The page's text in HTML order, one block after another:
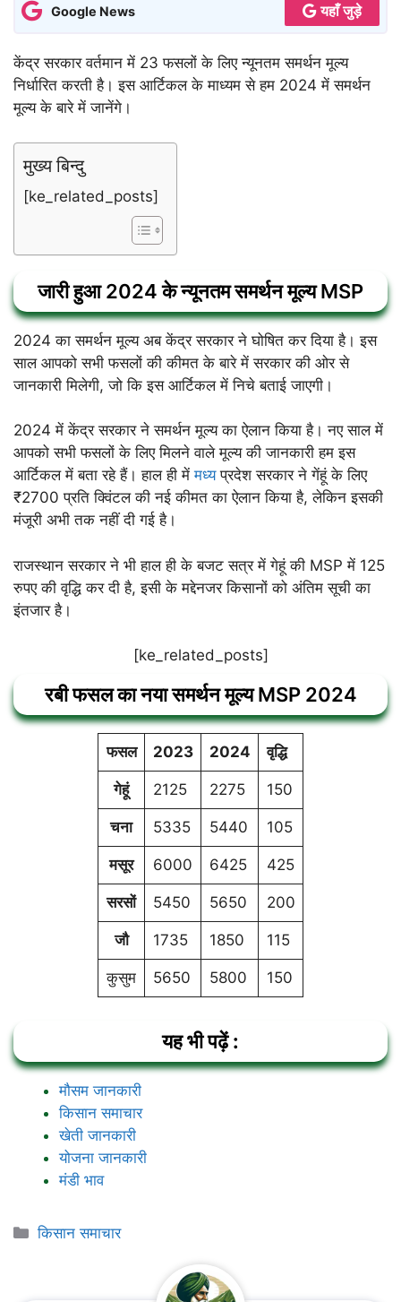
Google News यहाँ जुड़े
केंद्र सरकार वर्तमान में 23 फसलों के लिए न्यूनतम समर्थन मूल्य
निर्धारित करती है। इस आर्टिकल के माध्यम से हम 2024 में समर्थन
मूल्य के बारे में जानेंगे।
मुख्य बिन्दु
[ke_related_posts]
जारी हुआ 2024 के न्यूनतम समर्थन मूल्य MSP
2024 का समर्थन मूल्य अब केंद्र सरकार ने घोषित कर दिया है। इस
साल आपको सभी फसलों की कीमत के बारे में सरकार की ओर से
जानकारी मिलेगी, जो कि इस आर्टिकल में निचे बताई जाएगी।
2024 में केंद्र सरकार ने समर्थन मूल्य का ऐलान किया है। नए साल में
आपको सभी फसलों के लिए मिलने वाले मूल्य की जानकारी हम इस
आर्टिकल में बता रहे हैं। हाल ही मेंमध्यप्रदेश सरकार ने गेंहूं के लिए
₹2700 प्रति क्विंटल की नई कीमत का ऐलान किया है, लेकिन इसकी
मंजूरी अभी तक नहीं दी गई है।
राजस्थान सरकार ने भी हाल ही के बजट सत्र में गेहूं की MSP में 125
रुपए की वृद्धि कर दी है, इसी के मद्देनजर किसानों को अंतिम सूची का
इंतजार है।
[ke_related_posts]
रबी फसल का नया समर्थन मूल्य MSP 2024
फसल 2023 2024 वृद्धि
गेहूं 2125 2275 150
चना 5335 5440 105
मसूर 6000 6425 425
सरसों 5450 5650 200
जौ 1735 1850 115
कुसुम 5650 5800 150
यह भी पढ़ें :
मौसम जानकारी
किसान समाचार
खेती जानकारी
योजना जानकारी
मंडी भाव
Categories
किसान समाचार